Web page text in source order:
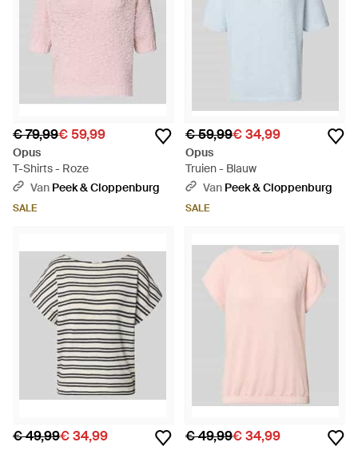
€ 79,99€ 59,99
Opus
T-Shirts - Roze
Van Peek & Cloppenburg
SALE
€ 59,99€ 34,99
Opus
Truien - Blauw
Van Peek & Cloppenburg
SALE
€ 49,99€ 34,99 € 49,99€ 34,99